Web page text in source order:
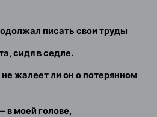
писать свои труды
сидя в седле.
жалеет ли он о потерянном
в моей голове,